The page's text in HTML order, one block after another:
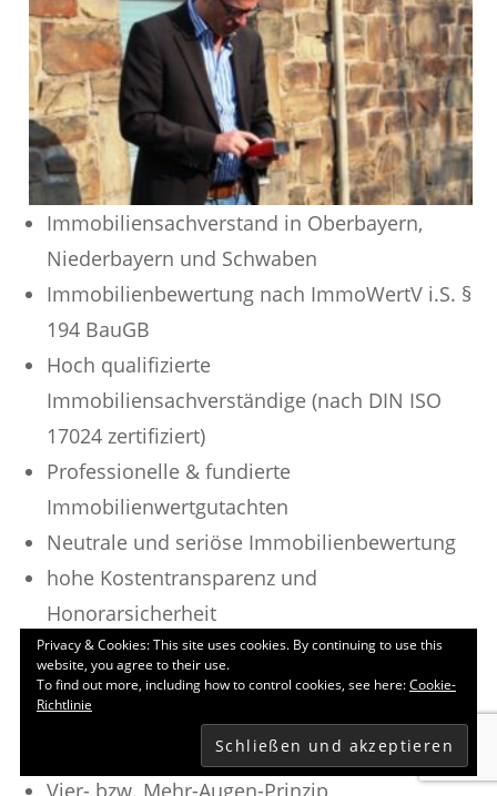
Immobiliensachverstand in Oberbayern,
Niederbayern und Schwaben
Immobilienbewertung nach ImmoWertV i.S. §
194 BauGB
Hoch qualifizierte
Immobiliensachverständige (nach DIN ISO
17024 zertifiziert)
Professionelle & fundierte
Immobilienwertgutachten
Neutrale und seriöse Immobilienbewertung
hohe Kostentransparenz und
Honorarsicherheit
Umfassende Objektbesichtigung mit einem
oder mehreren Terminen
Über 25 Jahre Erfahrungen in der
Immobilienbewertung
Vier- bzw. Mehr-Augen-Prinzip
Privacy & Cookies: This site uses cookies. By continuing to use this
website, you agree to their use.
To find out more, including how to control cookies, see here:Cookie-
Richtlinie